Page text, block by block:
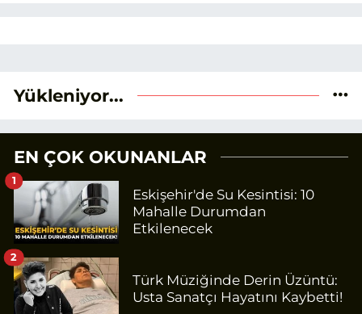
Yükleniyor...
EN ÇOK OKUNANLAR
Eskişehir'de Su Kesintisi: 10
Mahalle Durumdan
Etkilenecek
1
Türk Müziğinde Derin Üzüntü:
Usta Sanatçı Hayatını Kaybetti!
2